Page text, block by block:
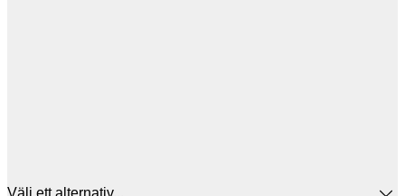
Välj ett alternativ...